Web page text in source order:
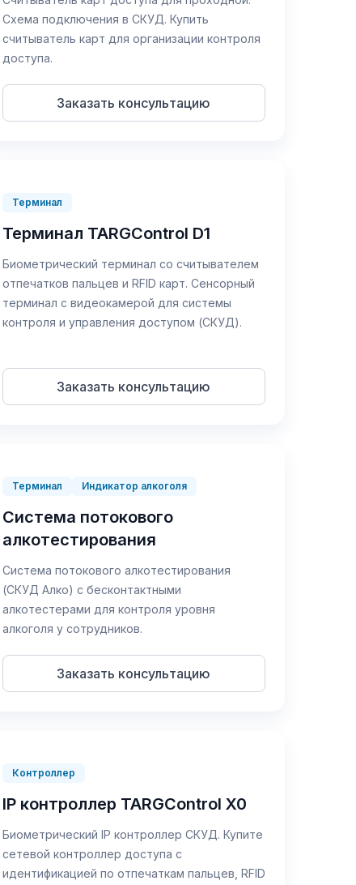
Узнайте TARGControl
Схема подключения в СКУД. Купить
считыватель карт для организации контроля
доступа.
Заказать консультацию
Терминал
Терминал TARGControl D1
Биометрический терминал со считывателем
отпечатков пальцев и RFID карт. Сенсорный
терминал с видеокамерой для системы
контроля и управления доступом (СКУД).
Заказать консультацию
Терминал Индикатор алкоголя
Система потокового
алкотестирования
Система потокового алкотестирования
(СКУД Алко) с бесконтактными
алкотестерами для контроля уровня
алкоголя у сотрудников.
Заказать консультацию
Контроллер
IP контроллер TARGControl X0
Биометрический IP контроллер СКУД. Купите
сетевой контроллер доступа с
идентификацией по отпечаткам пальцев, RFID